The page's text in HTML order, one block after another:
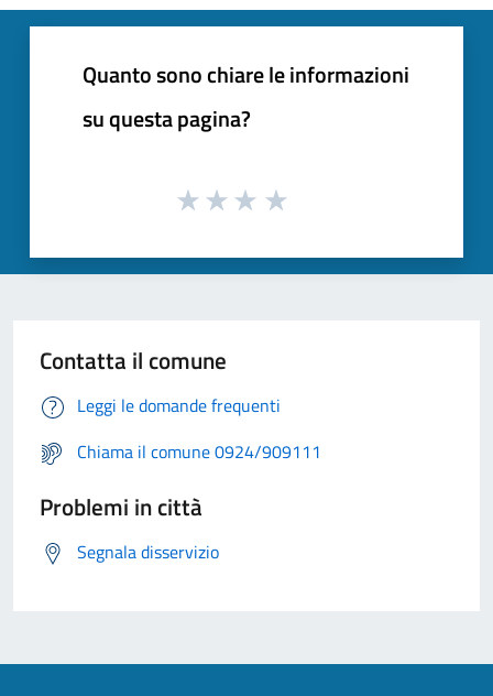
Quanto sono chiare le informazioni
su questa pagina?
Contatta il comune
Leggi le domande frequenti
Chiama il comune 0924/909111
Problemi in città
Segnala disservizio